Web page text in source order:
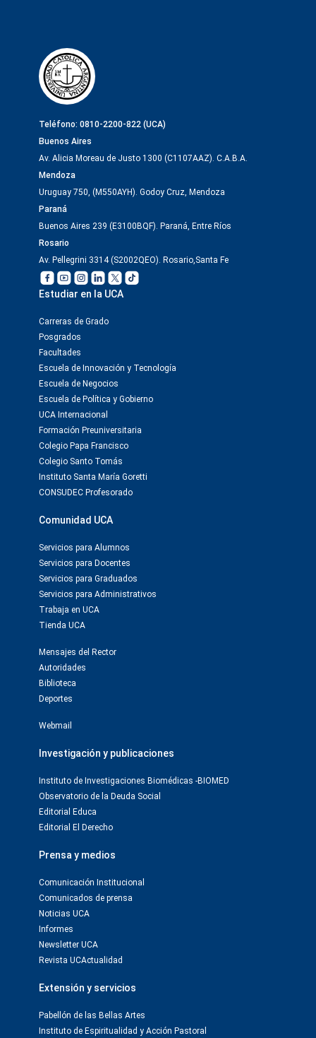
Teléfono: 0810-2200-822 (UCA)
Buenos Aires
Av. Alicia Moreau de Justo 1300 (C1107AAZ). C.A.B.A.
Mendoza
Uruguay 750, (M550AYH). Godoy Cruz, Mendoza
Paraná
Buenos Aires 239 (E3100BQF). Paraná, Entre Ríos
Rosario
Av. Pellegrini 3314 (S2002QEO). Rosario,Santa Fe
Estudiar en la UCA
Carreras de Grado
Posgrados
Facultades
Escuela de Innovación y Tecnología
Escuela de Negocios
Escuela de Política y Gobierno
UCA Internacional
Formación Preuniversitaria
Colegio Papa Francisco
Colegio Santo Tomás
Instituto Santa María Goretti
CONSUDEC Profesorado
Comunidad UCA
Servicios para Alumnos
Servicios para Docentes
Servicios para Graduados
Servicios para Administrativos
Trabaja en UCA
Tienda UCA
Mensajes del Rector
Autoridades
Biblioteca
Deportes
Webmail
Investigación y publicaciones
Instituto de Investigaciones Biomédicas -BIOMED
Observatorio de la Deuda Social
Editorial Educa
Editorial El Derecho
Prensa y medios
Comunicación Institucional
Comunicados de prensa
Noticias UCA
Informes
Newsletter UCA
Revista UCActualidad
Extensión y servicios
Pabellón de las Bellas Artes
Instituto de Espiritualidad y Acción Pastoral